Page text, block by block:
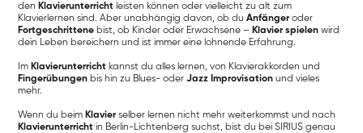
den Klavierunterricht leisten können oder vielleicht zu alt zum
Klavierlernen sind. Aber unabhängig davon, ob duAnfänger oder
Fortgeschrittene bist, ob Kinder oder Erwachsene – Klavier spielen wird
dein Leben bereichern und ist immer eine lohnende Erfahrung.
Im Klavierunterricht kannst du alles lernen, von Klavierakkorden und
Fingerübungen bis hin zu Blues- oderJazz Improvisation und vieles
mehr.
Wenn du beim Klavier selber lernen nicht mehr weiterkommst und nach
Klavierunterricht in Berlin-Lichtenberg suchst, bist du bei SIRIUS genau